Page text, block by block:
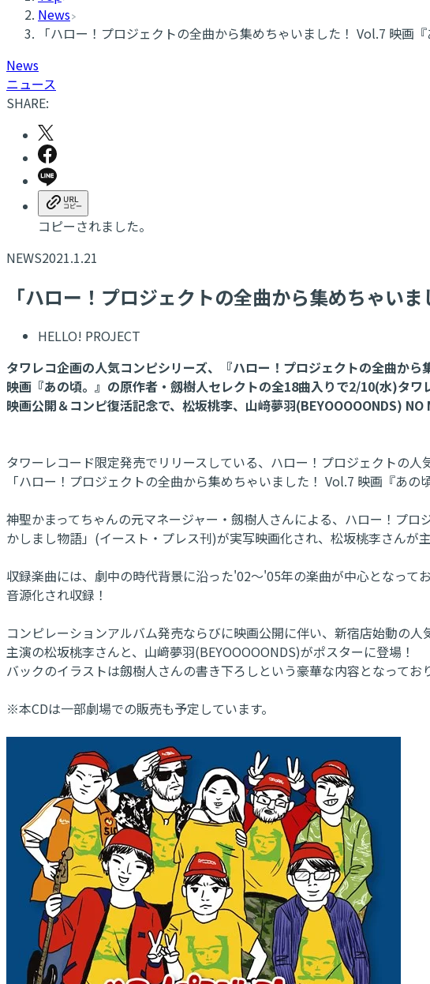
News
「ハロー！プロジェクトの全曲から集めちゃいました！ Vol.7 映画
News
ニュース
SHARE:
コピーされました。
NEWS2021.1.21
「ハロー！プロジェクトの全曲から集めちゃい
HELLO! PROJECT
タワレコ企画の人気コンピシリーズ、『ハロー！プロジェクトの全曲から
映画『あの頃。』の原作者・劔樹人セレクトの全18曲入りで2/10(水)タワ
映画公開＆コンピ復活記念で、松坂桃李、山﨑夢羽(BEYOOOOONDS)
タワーレコード限定発売でリリースしている、ハロー！プロジェクトの
「ハロー！プロジェクトの全曲から集めちゃいました！ Vol.7 映画『あ
神聖かまってちゃんの元マネージャー・劔樹人さんによる、ハロー！プ
かしまし物語」(イースト・プレス刊)が実写映画化され、松坂桃李さんが
収録楽曲には、劇中の時代背景に沿った'02～'05年の楽曲が中心となって
音源化され収録！
コンピレーションアルバム発売ならびに映画公開に伴い、新宿店始動の
主演の松坂桃李さんと、山﨑夢羽(BEYOOOOONDS)がポスターに登場！
バックのイラストは劔樹人さんの書き下ろしという豪華な内容となってお
※本CDは一部劇場での販売も予定しています。